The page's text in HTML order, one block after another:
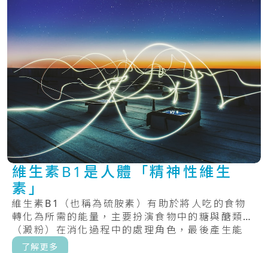
維生素B1是人體「精神性維生
素」
維生素B1（也稱為硫胺素）有助於將人吃的食物
轉化為所需的能量，主要扮演食物中的糖與醣類
（澱粉）在消化過程中的處理角色，最後產生能
量。.....
了解更多